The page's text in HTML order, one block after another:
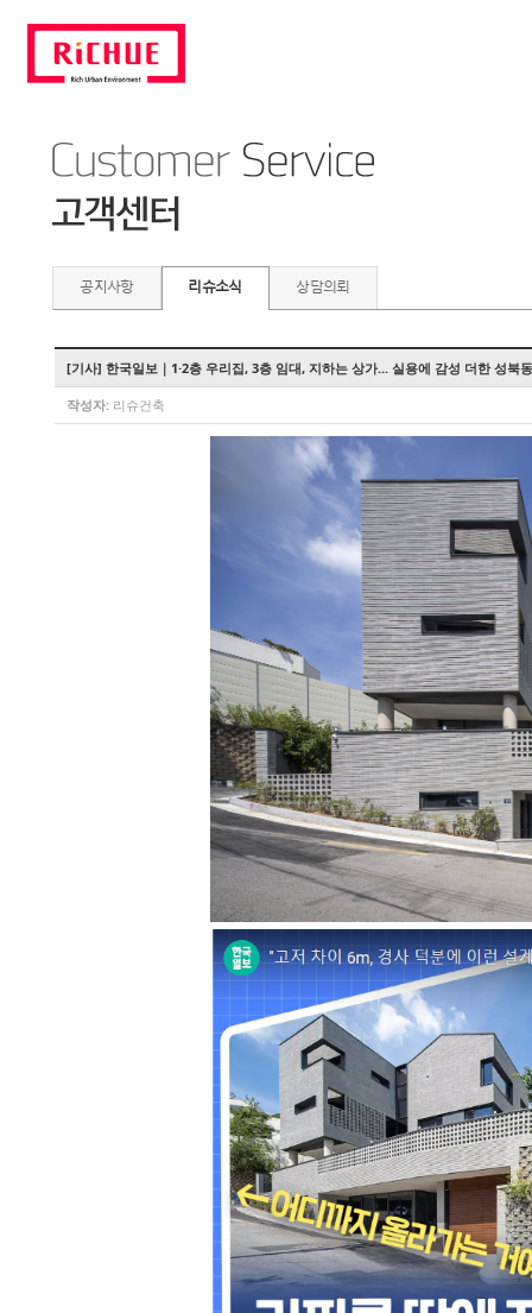
공지사항 리슈소식 상담의뢰
[기사] 한국일보｜1·2층 우리집, 3층 임대, 지하는 상가... 실용에 감성 더한 성북
작성자: 리슈건축